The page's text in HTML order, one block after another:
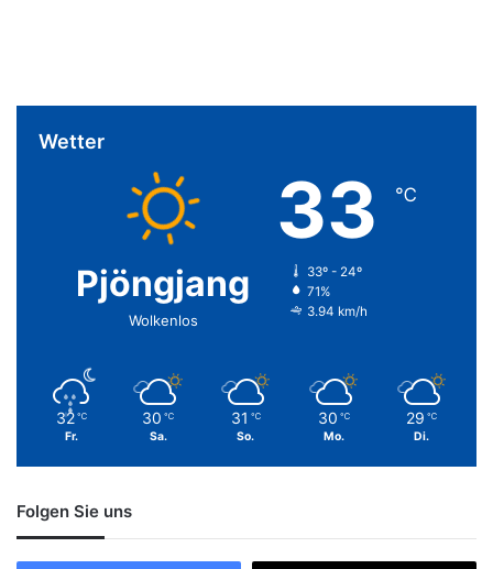
Wetter
Pjöngjang
Wolkenlos
33 ℃
33º - 24º
71%
3.94 km/h
32 ℃
Fr.
30 ℃
Sa.
31 ℃
So.
30 ℃
Mo.
29 ℃
Di.
Folgen Sie uns